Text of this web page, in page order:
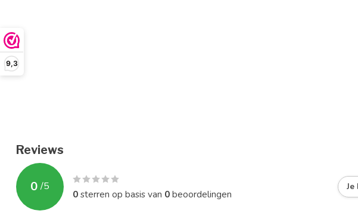
9,3
Reviews
0 /5
0sterren op basis van 0beoordelingen
Je